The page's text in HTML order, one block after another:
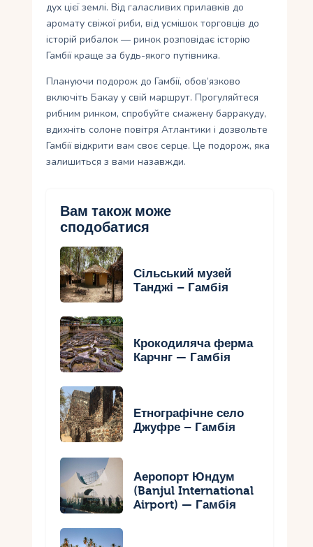
дух цієї землі. Від галасливих прилавків до
аромату свіжої риби, від усмішок торговців до
історій рибалок — ринок розповідає історію
Гамбії краще за будь-якого путівника.
Плануючи подорож до Гамбії, обов’язково
включіть Бакау у свій маршрут. Прогуляйтеся
рибним ринком, спробуйте смажену барракуду,
вдихніть солоне повітря Атлантики і дозвольте
Гамбії відкрити вам своє серце. Це подорож, яка
залишиться з вами назавжди.
Вам також може
сподобатися
Сільський музей
Танджі – Гамбія
Крокодиляча ферма
Карчнг — Гамбія
Етнографічне село
Джуфре – Гамбія
Аеропорт Юндум
(Banjul International
Airport) — Гамбія